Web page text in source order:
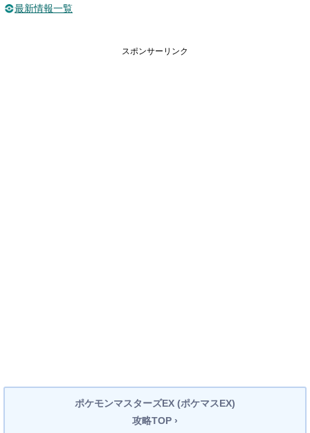
最新情報一覧
スポンサーリンク
ポケモンマスターズEX (ポケマスEX)
攻略TOP ›